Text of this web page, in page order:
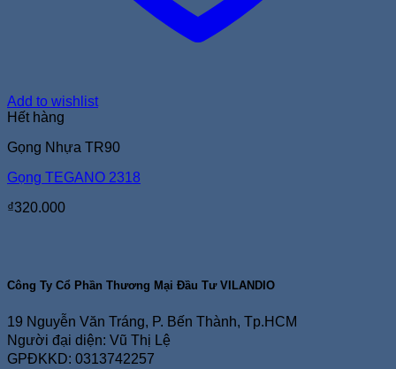
Add to wishlist
Hết hàng
Gọng Nhựa TR90
Gọng TEGANO 2318
₫320.000
Công Ty Cổ Phần Thương Mại Đầu Tư VILANDIO
19 Nguyễn Văn Tráng, P. Bến Thành, Tp.HCM
Người đại diện: Vũ Thị Lệ
GPĐKKD: 0313742257